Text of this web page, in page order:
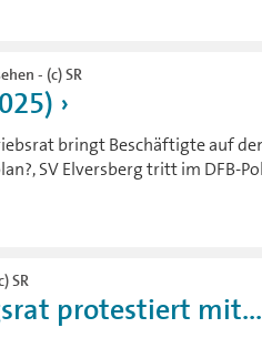
- (c) SR
bringt Beschäftigte auf
SV Elversberg tritt im DFB-
SR
protestiert mit...